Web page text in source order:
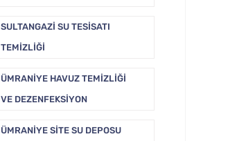
SULTANGAZI SU TESISATI
TEMIZLIĞI
ÜMRANIYE HAVUZ TEMIZLIĞI
VE DEZENFEKSIYON
ÜMRANIYE SITE SU DEPOSU